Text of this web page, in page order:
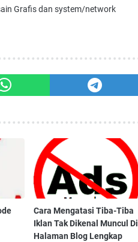
Grafis dan system/network
Cara Mengatasi Tiba-Tiba
Iklan Tak Dikenal Muncul Di
Halaman Blog Lengkap